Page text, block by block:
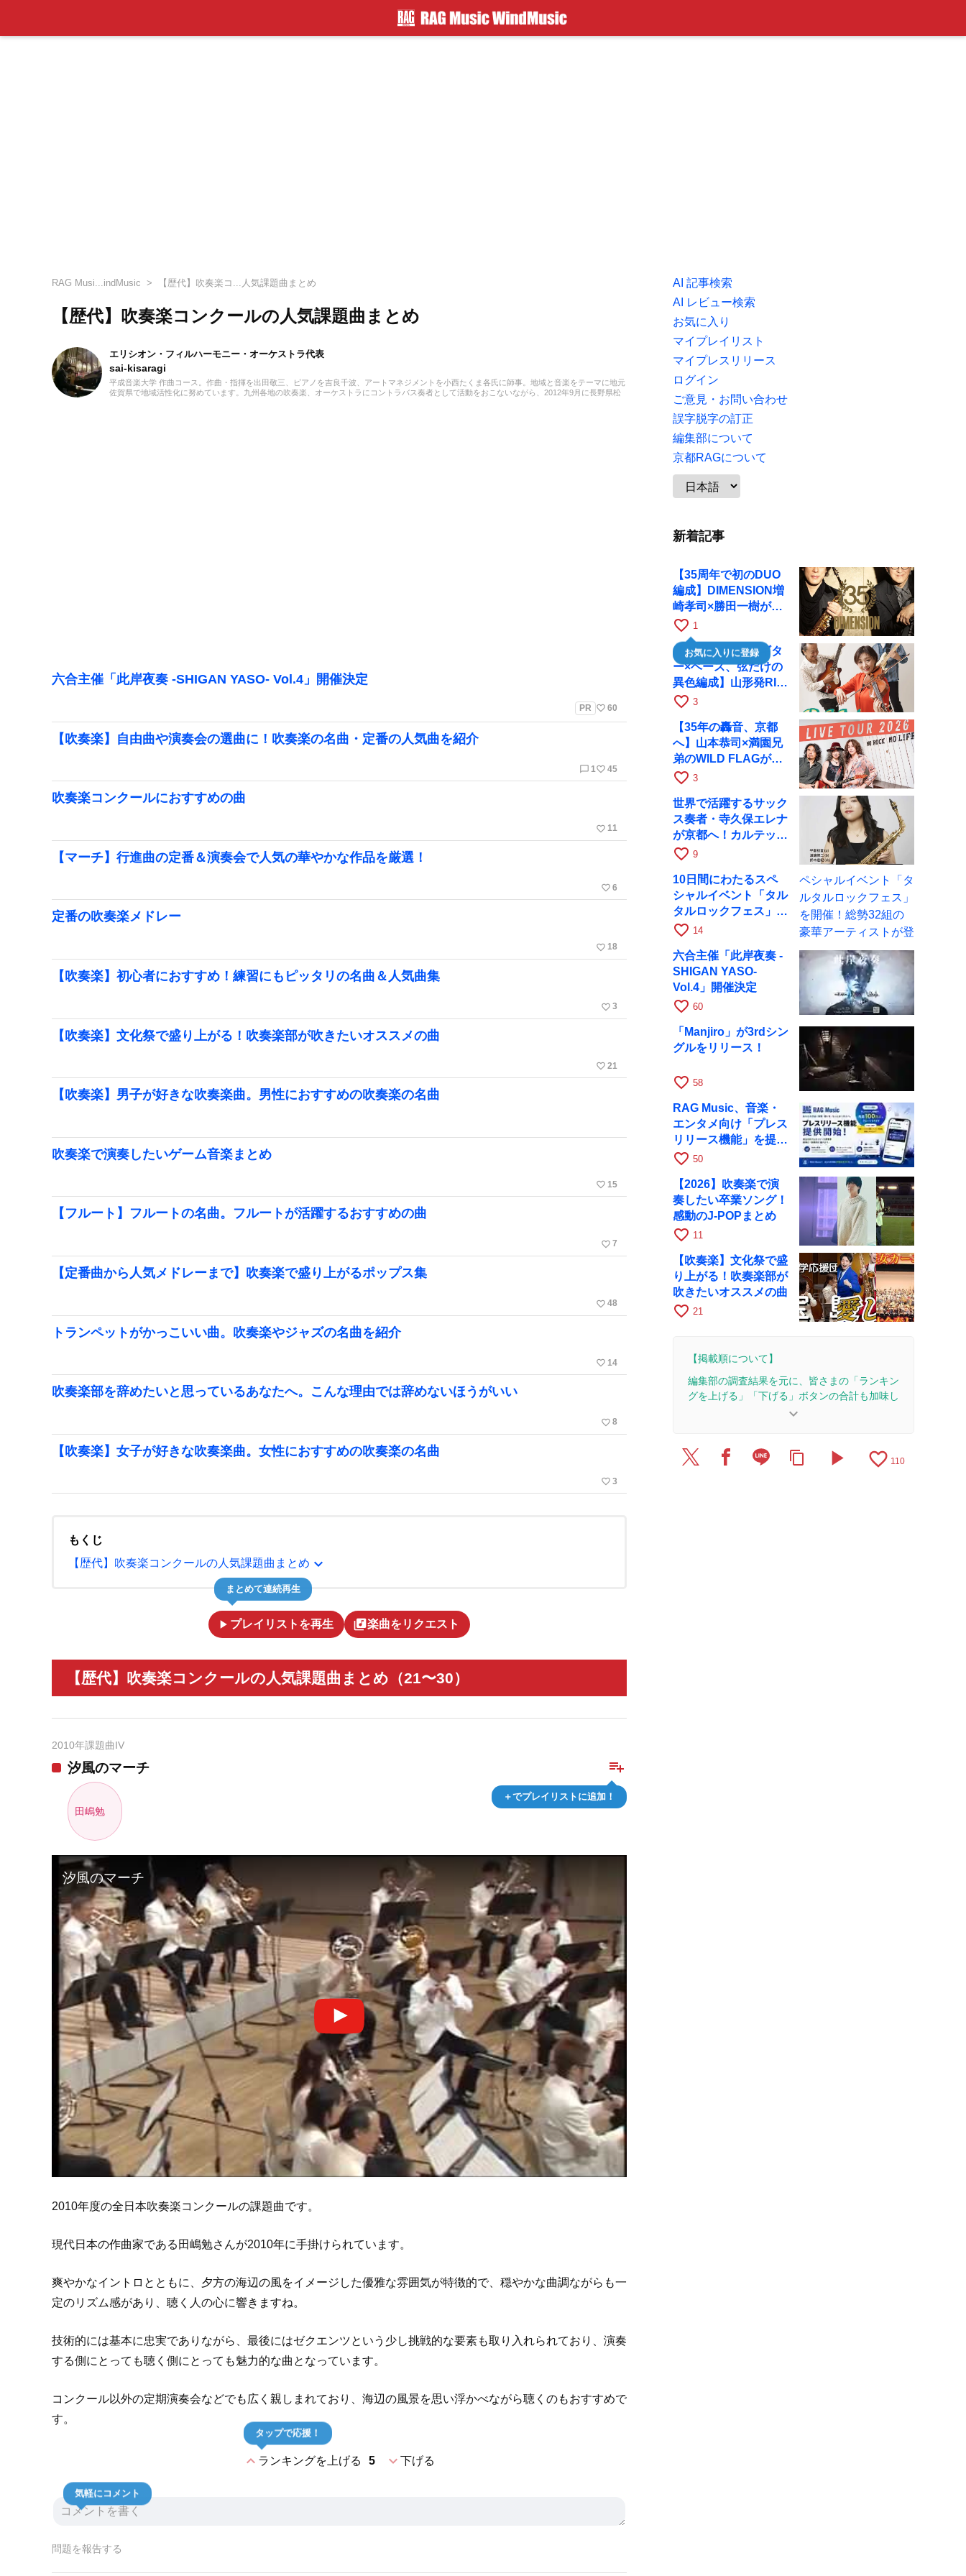
RAG Musi...indMusic 【歴代】吹奏楽コ...人気課題曲まとめ
【歴代】吹奏楽コンクールの人気課題曲まとめ
エリシオン・フィルハーモニー・オーケストラ代表
sai-kisaragi
平成音楽大学 作曲コース。作曲・指揮を出田敬三、ピアノを吉良千波、アートマネジメントを小西たくま各氏に師事。地域と音楽をテーマに地元
佐賀県で地域活性化に努めています。九州各地の吹奏楽、オーケストラにコントラバス奏者として活動をおこないながら、2012年9月に長野県松
六合主催「此岸夜奏 -SHIGAN YASO- Vol.4」開催決定
PR favorite_border 60
【吹奏楽】自由曲や演奏会の選曲に！吹奏楽の名曲・定番の人気曲を紹介
chat_bubble_outline 1 favorite_border 45
吹奏楽コンクールにおすすめの曲
favorite_border 11
【マーチ】行進曲の定番＆演奏会で人気の華やかな作品を厳選！
favorite_border 6
定番の吹奏楽メドレー
favorite_border 18
【吹奏楽】初心者におすすめ！練習にもピッタリの名曲＆人気曲集
favorite_border 3
【吹奏楽】文化祭で盛り上がる！吹奏楽部が吹きたいオススメの曲
favorite_border 21
【吹奏楽】男子が好きな吹奏楽曲。男性におすすめの吹奏楽の名曲
吹奏楽で演奏したいゲーム音楽まとめ
favorite_border 15
【フルート】フルートの名曲。フルートが活躍するおすすめの曲
favorite_border 7
【定番曲から人気メドレーまで】吹奏楽で盛り上がるポップス集
favorite_border 48
トランペットがかっこいい曲。吹奏楽やジャズの名曲を紹介
favorite_border 14
吹奏楽部を辞めたいと思っているあなたへ。こんな理由では辞めないほうがいい
favorite_border 8
【吹奏楽】女子が好きな吹奏楽曲。女性におすすめの吹奏楽の名曲
favorite_border 3
もくじ
【歴代】吹奏楽コンクールの人気課題曲まとめ expand_more
play_arrow プレイリストを再生
まとめて連続再生
library_music楽曲をリクエスト
【歴代】吹奏楽コンクールの人気課題曲まとめ（21〜30）
2010年課題曲IV
playlist_add
＋でプレイリストに追加！
汐風のマーチ
田嶋勉
汐風のマーチ
2010年度の全日本吹奏楽コンクールの課題曲です。
現代日本の作曲家である田嶋勉さんが2010年に手掛けられています。
爽やかなイントロとともに、夕方の海辺の風をイメージした優雅な雰囲気が特徴的で、穏やかな曲調ながらも一
定のリズム感があり、聴く人の心に響きますね。
技術的には基本に忠実でありながら、最後にはゼクエンツという少し挑戦的な要素も取り入れられており、演奏
する側にとっても聴く側にとっても魅力的な曲となっています。
コンクール以外の定期演奏会などでも広く親しまれており、海辺の風景を思い浮かべながら聴くのもおすすめで
す。
expand_lessランキングを上げる 5
タップで応援！
expand_more下げる
気軽にコメント
問題を報告する
AI 記事検索
AI レビュー検索
お気に入り
マイプレイリスト
マイプレスリリース
ログイン
ご意見・お問い合わせ
誤字脱字の訂正
編集部について
京都RAGについて
新着記事
【35周年で初のDUO
編成】DIMENSION増
崎孝司×勝田一樹が10
月11日に京都RAGへ
favorite_border 1
お気に入りに登録
【ヴァイオリン×ギタ
ー×ベース、弦だけの
異色編成】山形発RIM
が初全国ツアーで8月
favorite_border 3
【35年の轟音、京都
へ】山本恭司×満園兄
弟のWILD FLAGが8
月6日にRAGでライブ
favorite_border 3
世界で活躍するサック
ス奏者・寺久保エレナ
が京都へ！カルテッ
ト・ツアー京都公演を
favorite_border 9
10日間にわたるスペ
シャルイベント「タル
タルロックフェス」を
開催！総勢32組の豪
favorite_border 14
六合主催「此岸夜奏 -
SHIGAN YASO-
Vol.4」開催決定
favorite_border 60
「Manjiro」が3rdシン
グルをリリース！
favorite_border 58
RAG Music、音楽・
エンタメ向け「プレス
リリース機能」を提供
開始
favorite_border 50
【2026】吹奏楽で演
奏したい卒業ソング！
感動のJ-POPまとめ
favorite_border 11
【吹奏楽】文化祭で盛
り上がる！吹奏楽部が
吹きたいオススメの曲
favorite_border 21
【掲載順について】
編集部の調査結果を元に、皆さまの「ランキン
グを上げる」「下げる」ボタンの合計も加味し
2025/7/30：2本のレビューを追加・更新。
keyboard_arrow_down
content_copy play_arrow favorite_border 110